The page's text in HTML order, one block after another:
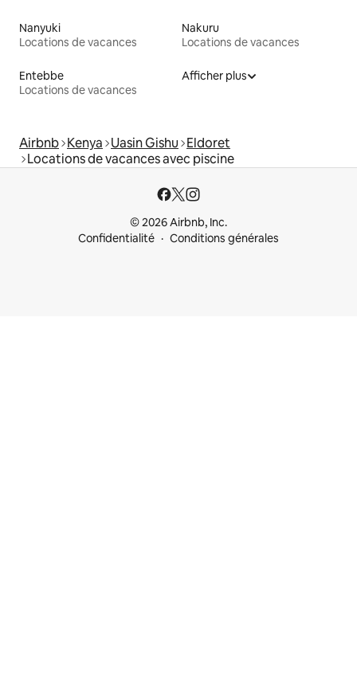
Nanyuki
Locations de vacances
Nakuru
Locations de vacances
Entebbe
Locations de vacances
Afficher plus
Airbnb Kenya Uasin Gishu Eldoret
Locations de vacances avec piscine
© 2026 Airbnb, Inc.
Confidentialité
Conditions générales